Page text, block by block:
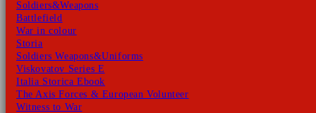
Soldiers&Weapons
Battlefield
War in colour
Storia
Soldiers Weapons&Uniforms
Viskovatov Series E
Italia Storica Ebook
The Axis Forces & European Volunteer
Witness to War